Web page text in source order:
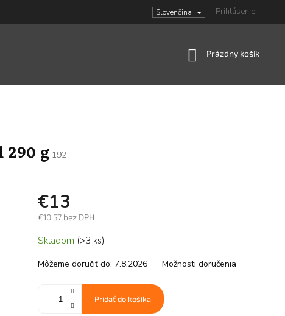
Slovenčina Prihlásenie
Nákupný
Prázdny košík
290 g 192
€13
€10,57 bez DPH
Jednotková
cena:
Skladom (>3 ks)
Môžeme doručiť do: 7.8.2026 Možnosti doručenia
Pridať do košíka